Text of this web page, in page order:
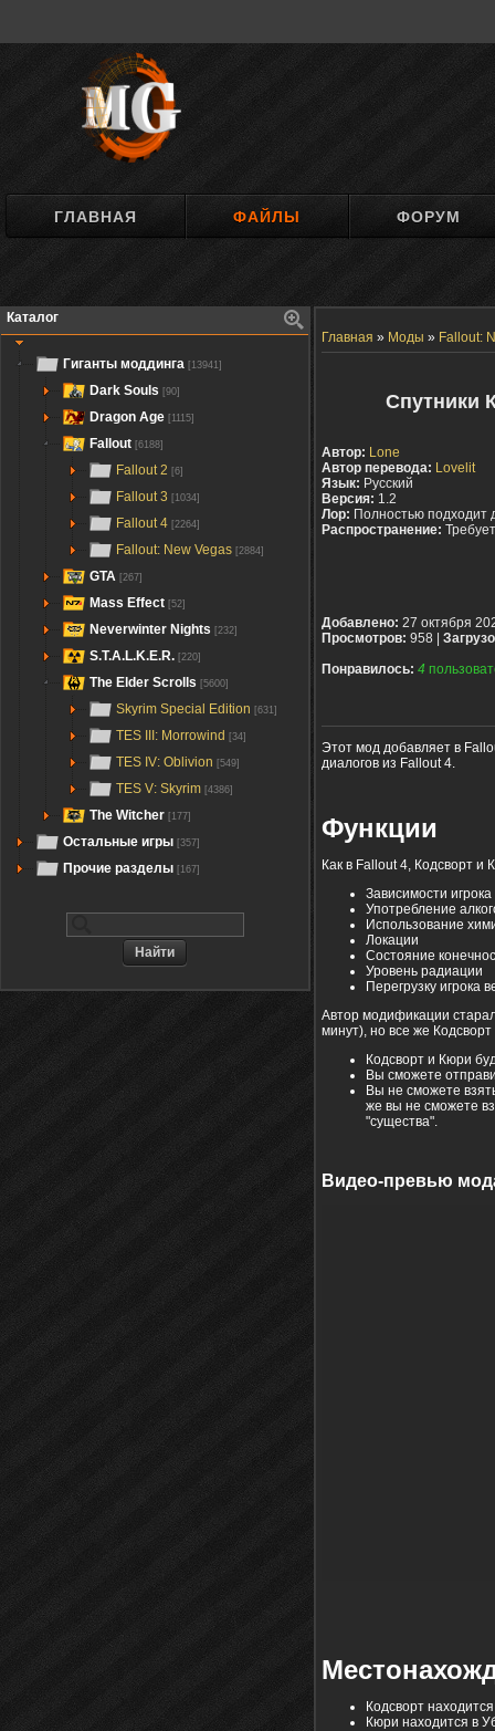
ГЛАВНАЯ ФАЙЛЫ ФОРУМ
Каталог
Гиганты моддинга [13941]
Dark Souls [90]
Dragon Age [1115]
Fallout [6188]
Fallout 2 [6]
Fallout 3 [1034]
Fallout 4 [2264]
Fallout: New Vegas [2884]
GTA [267]
Mass Effect [52]
Neverwinter Nights [232]
S.T.A.L.K.E.R. [220]
The Elder Scrolls [5600]
Skyrim Special Edition [631]
TES III: Morrowind [34]
TES IV: Oblivion [549]
TES V: Skyrim [4386]
The Witcher [177]
Остальные игры [357]
Прочие разделы [167]
Главная » Моды » Fallout:
Спутники
Автор: Lone
Автор перевода: Lovelit
Язык: Русский
Версия: 1.2
Лор: Полностью подходит
Распространение:
Добавлено: 27 октября
Просмотров: 958 |
Понравилось: 4
Этот мод добавляет в
диалогов из Fallout 4.
Функции
Как в Fallout 4, Кодсворт и
Зависимости игрока
Употребление
Использование
Локации
Состояние
Уровень радиации
Перегрузку игрока
Автор модификации
минут), но все же
Кодсворт и Кюри
Вы сможете
Вы не сможете
же вы не сможете
"существа".
Видео-превью
Кодсворт
Кюри находится в